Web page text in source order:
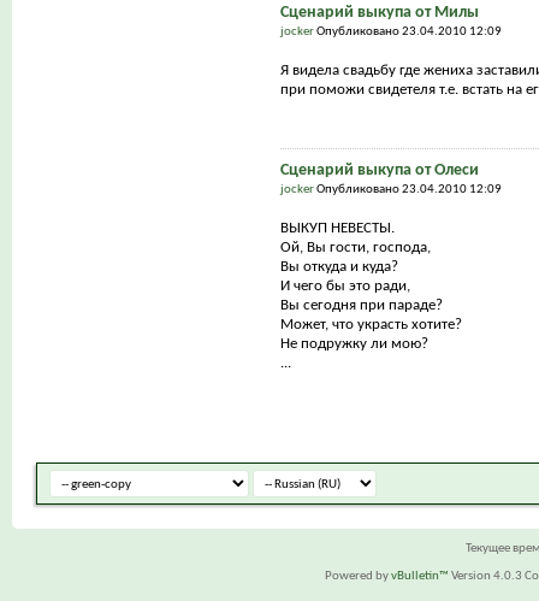
Сценарий выкупа от Милы
jockerОпубликовано 23.04.2010 12:09
Я видела свадьбу где жениха
при поможи свидетеля т.е. встать на
Сценарий выкупа от Олеси
jockerОпубликовано 23.04.2010 12:09
ВЫКУП НЕВЕСТЫ.
Ой, Вы гости, господа,
Вы откуда и куда?
И чего бы это ради,
Вы сегодня при параде?
Может, что украсть хотите?
Не подружку ли мою?
...
Текущее
Powered byvBulletin™ Version 4.0.3